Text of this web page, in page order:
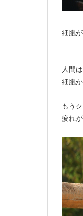
細胞
人間
細胞
もう
疲れ